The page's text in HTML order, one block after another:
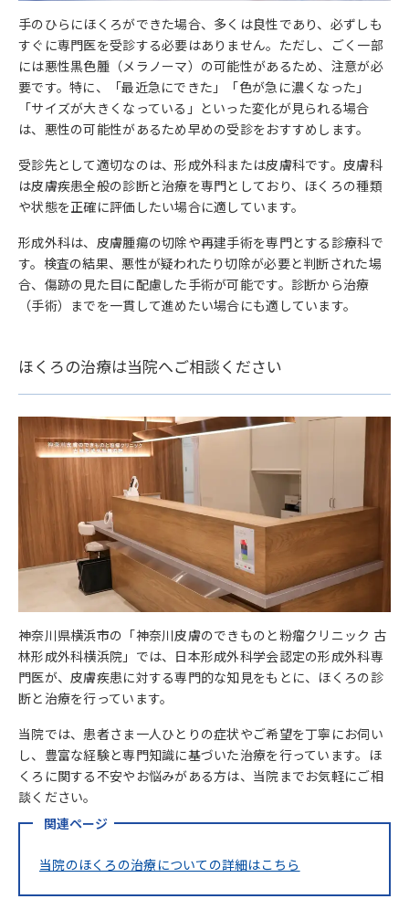
手のひらにほくろができた場合、多くは良性であり、必ずしも
すぐに専門医を受診する必要はありません。ただし、ごく一部
には悪性黒色腫（メラノーマ）の可能性があるため、注意が必
要です。特に、「最近急にできた」「色が急に濃くなった」
「サイズが大きくなっている」といった変化が見られる場合
は、悪性の可能性があるため早めの受診をおすすめします。
受診先として適切なのは、形成外科または皮膚科です。皮膚科
は皮膚疾患全般の診断と治療を専門としており、ほくろの種類
や状態を正確に評価したい場合に適しています。
形成外科は、皮膚腫瘍の切除や再建手術を専門とする診療科で
す。検査の結果、悪性が疑われたり切除が必要と判断された場
合、傷跡の見た目に配慮した手術が可能です。診断から治療
（手術）までを一貫して進めたい場合にも適しています。
ほくろの治療は当院へご相談ください
神奈川県横浜市の「神奈川皮膚のできものと粉瘤クリニック 古
林形成外科横浜院」では、日本形成外科学会認定の形成外科専
門医が、皮膚疾患に対する専門的な知見をもとに、ほくろの診
断と治療を行っています。
当院では、患者さま一人ひとりの症状やご希望を丁寧にお伺い
し、豊富な経験と専門知識に基づいた治療を行っています。ほ
くろに関する不安やお悩みがある方は、当院までお気軽にご相
談ください。
関連ページ
当院のほくろの治療についての詳細はこちら